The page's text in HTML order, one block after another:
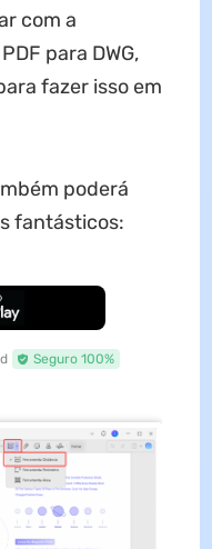
com a
para DWG,
fazer isso em
poderá
fantásticos:
Seguro 100%